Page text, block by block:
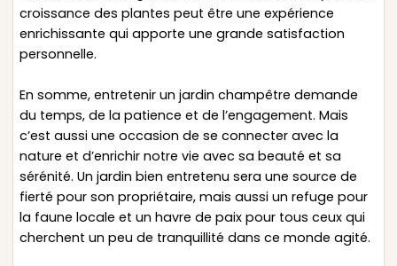
croissance des plantes peut être une expérience
enrichissante qui apporte une grande satisfaction
personnelle.
En somme, entretenir un jardin champêtre demande
du temps, de la patience et de l’engagement. Mais
c’est aussi une occasion de se connecter avec la
nature et d’enrichir notre vie avec sa beauté et sa
sérénité. Un jardin bien entretenu sera une source de
fierté pour son propriétaire, mais aussi un refuge pour
la faune locale et un havre de paix pour tous ceux qui
cherchent un peu de tranquillité dans ce monde agité.